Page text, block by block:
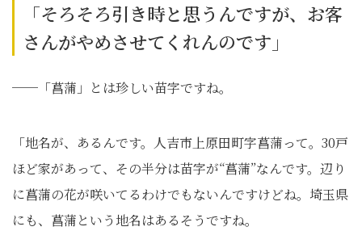
「そろそろ引き時と思うんですが、お客
さんがやめさせてくれんのです」
──「菖蒲」とは珍しい苗字ですね。
「地名が、あるんです。人吉市上原田町字菖蒲って。30戸
ほど家があって、その半分は苗字が“菖蒲”なんです。辺り
に菖蒲の花が咲いてるわけでもないんですけどね。埼玉県
にも、菖蒲という地名はあるそうですね。